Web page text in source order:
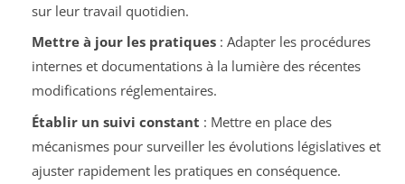
sur leur travail quotidien.
Mettre à jour les pratiques: Adapter les procédures
internes et documentations à la lumière des récentes
modifications réglementaires.
Établir un suivi constant : Mettre en place des
mécanismes pour surveiller les évolutions législatives et
ajuster rapidement les pratiques en conséquence.